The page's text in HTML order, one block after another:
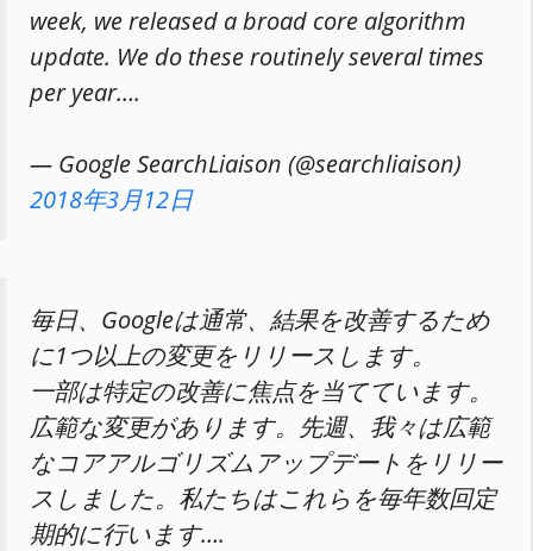
week, we released a broad core algorithm
update. We do these routinely several times
per year….
— Google SearchLiaison (@searchliaison)
2018年3月12日
毎日、Googleは通常、結果を改善するため
に1つ以上の変更をリリースします。
一部は特定の改善に焦点を当てています。
広範な変更があります。先週、我々は広範
なコアアルゴリズムアップデートをリリー
スしました。私たちはこれらを毎年数回定
期的に行います….